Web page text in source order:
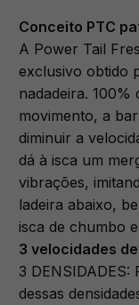
Conceito PTC
A Power Tail
exclusivo obtido
nadadeira. 100%
movimento, a
diminuir a
dá à isca um
vibrações,
ladeira abaixo,
isca de chumbo
3 velocidades
3 DENSIDADES:
dessas